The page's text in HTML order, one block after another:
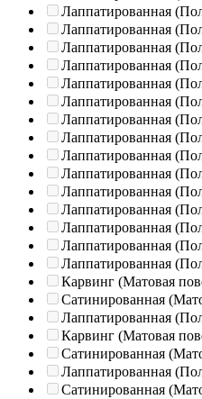
Лаппатированная
Лаппатированная
Лаппатированная
Лаппатированная
Лаппатированная
Лаппатированная
Лаппатированная
Лаппатированная
Лаппатированная
Лаппатированная
Лаппатированная
Лаппатированная
Лаппатированная
Лаппатированная
Лаппатированная
Карвинг (Матовая
Сатинированная
Лаппатированная
Карвинг (Матовая
Сатинированная
Лаппатированная
Сатинированная